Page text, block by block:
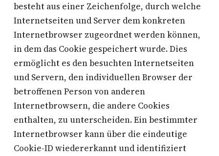
besteht aus einer Zeichenfolge, durch welche
Internetseiten und Server dem konkreten
Internetbrowser zugeordnet werden können,
in dem das Cookie gespeichert wurde. Dies
ermöglicht es den besuchten Internetseiten
und Servern, den individuellen Browser der
betroffenen Person von anderen
Internetbrowsern, die andere Cookies
enthalten, zu unterscheiden. Ein bestimmter
Internetbrowser kann über die eindeutige
Cookie-ID wiedererkannt und identifiziert